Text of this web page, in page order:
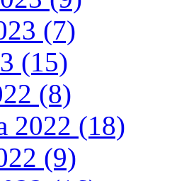
(7)
(15)
(8)
2022 (18)
(9)